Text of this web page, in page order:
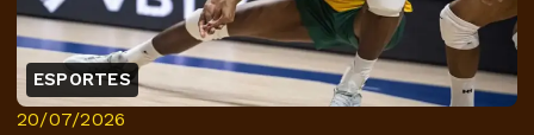
ESPORTES
20/07/2026